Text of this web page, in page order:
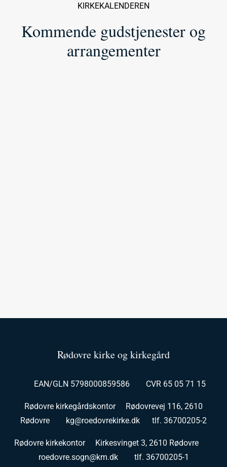
KIRKEKALENDEREN
Kommende gudstjenester og
arrangementer
Rødovre kirke og kirkegård
EAN/GLN 5798000859586 CVR 65 05 71 15
Rødovre kirkegårdskontor Rødovrevej 116, 2610
Rødovre kg@roedovrekirke.dk tlf. 36700205-2
Rødovre kirkekontor Kirkesvinget 3, 2610 Rødovre
roedovre.sogn@km.dk tlf. 36700205-1